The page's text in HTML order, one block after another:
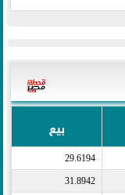
بيع
29.6194
31.8942